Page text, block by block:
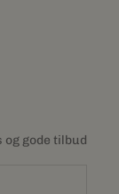
og gode tilbud